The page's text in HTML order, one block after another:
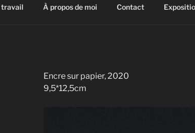
travail À propos de moi Contact
Encre sur papier, 2020
9,5*12,5cm